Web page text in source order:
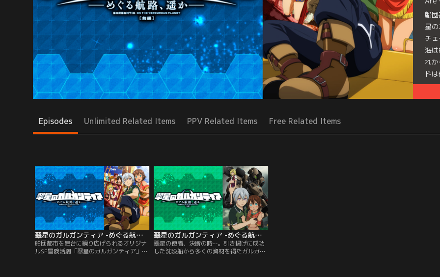
船
星
チ
海
れ
ド
Episodes Unlimited Related Items PPV Related Items Free Related Items
翠星のガルガンティア -めぐる航路、遥か- 前編
船団都市を舞台に繰り広げられるオリジナ
ルSF冒険活劇「翠星のガルガンティア」の
翠星のガルガンティア -めぐる航路、遥か- 後編
翠星の使者、決断の時--。引き揚げに成功
した沈没船から多くの資材を得たガルガン